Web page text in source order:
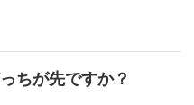
ちが先ですか？